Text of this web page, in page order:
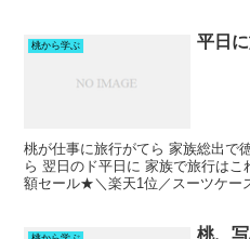
桃から学ぶ 平日
桃が仕事に旅行がてら 家族総出で
ら 翌日のド平日に 家族で旅行は
額セール★＼楽天1位／スーツケー
桃、